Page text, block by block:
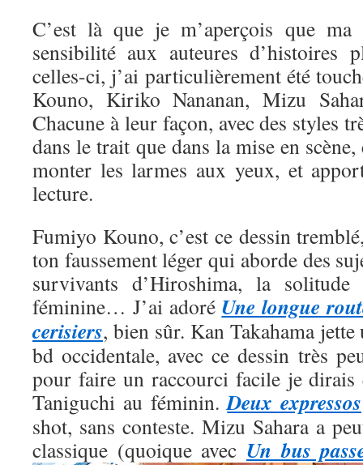
C’est là que je m’aperçois que
sensibilité aux auteures d’histoires
celles-ci, j’ai particulièrement été
Kouno, Kiriko Nananan, Mizu
Chacune à leur façon, avec des styles
dans le trait que dans la mise en
monter les larmes aux yeux, et
lecture.
Fumiyo Kouno, c’est ce dessin
ton faussement léger qui aborde des
survivants d’Hiroshima, la
féminine… J’ai adoré Une longue
cerisiers, bien sûr. Kan Takahama
bd occidentale, avec ce dessin très
pour faire un raccourci facile je dirais
Taniguchi au féminin.Deux expressos
shot, sans conteste. Mizu Sahara a
classique (quoique avec Un bus